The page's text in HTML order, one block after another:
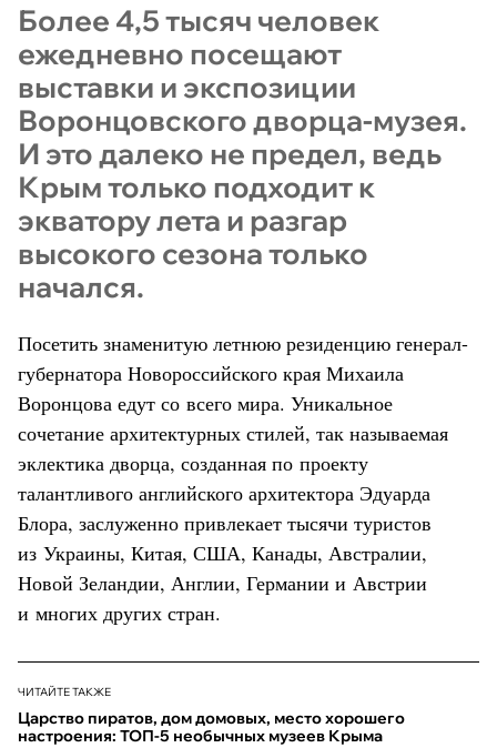
Более 4,5 тысяч человек
ежедневно посещают
выставки и экспозиции
Воронцовского дворца-музея.
И это далеко не предел, ведь
Крым только подходит к
экватору лета и разгар
высокого сезона только
начался.
Посетить знаменитую летнюю резиденцию генерал-
губернатора Новороссийского края Михаила
Воронцова едут со всего мира. Уникальное
сочетание архитектурных стилей, так называемая
эклектика дворца, созданная по проекту
талантливого английского архитектора Эдуарда
Блора, заслуженно привлекает тысячи туристов
из Украины, Китая, США, Канады, Австралии,
Новой Зеландии, Англии, Германии и Австрии
и многих других стран.
ЧИТАЙТЕ ТАКЖЕ
Царство пиратов, дом домовых, место хорошего
настроения: ТОП-5 необычных музеев Крыма